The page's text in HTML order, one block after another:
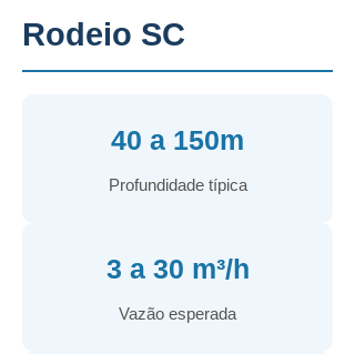
Rodeio SC
40 a 150m
Profundidade típica
3 a 30 m³/h
Vazão esperada